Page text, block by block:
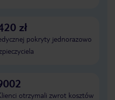
zł
pokryty jednorazowo
otrzymali zwrot kosztów